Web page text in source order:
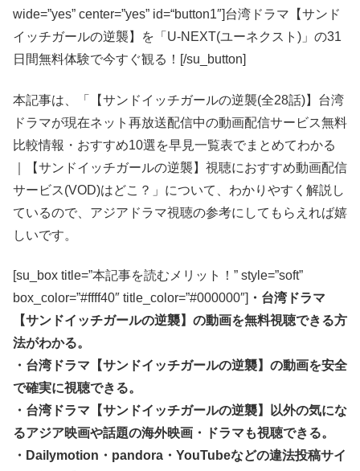
wide=”yes” center=”yes” id=“button1″]台湾ドラマ【サンド
イッチガールの逆襲】を「U-NEXT(ユーネクスト)」の31
日間無料体験で今すぐ観る！[/su_button]
本記事は、「【サンドイッチガールの逆襲(全28話)】台湾
ドラマが現在ネット再放送配信中の動画配信サービス無料
比較情報・おすすめ10選を早見一覧表でまとめてわかる
｜【サンドイッチガールの逆襲】視聴におすすめ動画配信
サービス(VOD)はどこ？」について、わかりやすく解説し
ているので、アジアドラマ視聴の参考にしてもらえれば嬉
しいです。
[su_box title=”本記事を読むメリット！” style=”soft”
box_color=”#ffff40″ title_color=”#000000″] ・台湾ドラマ
【サンドイッチガールの逆襲】の動画を無料視聴できる方
法がわかる。
・台湾ドラマ【サンドイッチガールの逆襲】の動画を安全
で確実に視聴できる。
・台湾ドラマ【サンドイッチガールの逆襲】以外の気にな
るアジア映画や話題の海外映画・ドラマも視聴できる。
・Dailymotion・pandora・YouTubeなどの違法投稿サイ